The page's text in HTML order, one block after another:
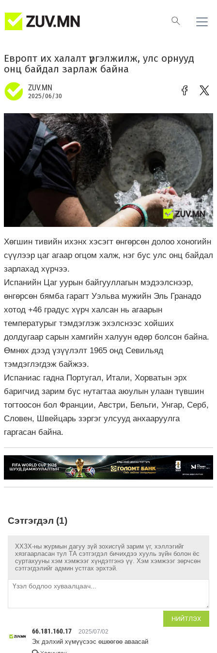
Европт их халалт үргэлжилж, улс орнууд
онц байдал зарлаж байна
ZUV.MN
2025/06/30
Хөгшин тивийн ихэнх хэсэгт өнгөрсөн долоо хоногийн
сүүлээр цаг агаар огцом халж, нэг бус улс онц байдал
зарлахад хүрчээ.
Испанийн Цаг уурын байгууллагын мэдээлснээр,
өнгөрсөн бямба гарагт Уэльва мужийн Эль Гранадо
хотод +46 градус хүрч халсан нь агаарын
температурыг тэмдэглэж эхэлснээс хойших
долдугаар сарын хамгийн халуун өдөр болсон байна.
Өмнөх дээд үзүүлэлт 1965 онд Севильяд
тэмдэглэгдэж байжээ.
Испаниас гадна Португал, Итали, Хорватын эрх
баригчид зарим бүс нутагтаа аюулын улаан түвшин
тогтоосон бол Франции, Австри, Бельги, Унгар, Серб,
Словен, Швейцарь зэргэг улсууд анхааруулга
гаргасан байна.
Сэтгэгдэл (1)
ХХЗХ-ны журмын дагуу зүй зохисгүй зарим үг, хэллэгийг
хязгаарласан тул ТА сэтгэгдэл бичихдээ хууль зүйн болон ёс
суртахууны хэм хэмжээг хүндэтгэнэ үү. Хэм хэмжээг зөрчсөн
сэтгэгдэлийг админ устгах эрхтэй.
НИЙТЛЭХ
66.181.160.17 2025/07/02
Эх дэлхий хүмүүсээс өшөөгөө аваасай